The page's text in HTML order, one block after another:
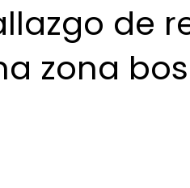
de
zona